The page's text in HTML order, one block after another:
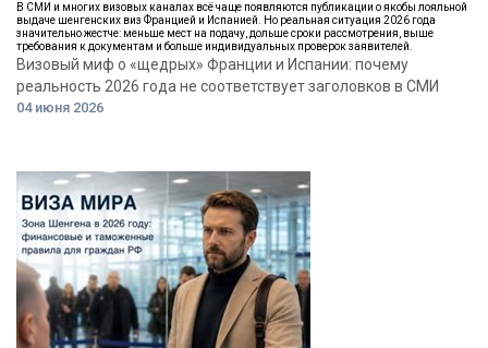
В СМИ и многих визовых каналах всё чаще появляются публикации о якобы лояльной
выдаче шенгенских виз Францией и Испанией. Но реальная ситуация 2026 года
значительно жестче: меньше мест на подачу, дольше сроки рассмотрения, выше
требования к документам и больше индивидуальных проверок заявителей.
Визовый миф о «щедрых» Франции и Испании: почему
реальность 2026 года не соответствует заголовков в СМИ
04 июня 2026